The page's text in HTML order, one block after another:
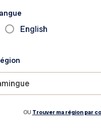
English
OU Trouver ma région par